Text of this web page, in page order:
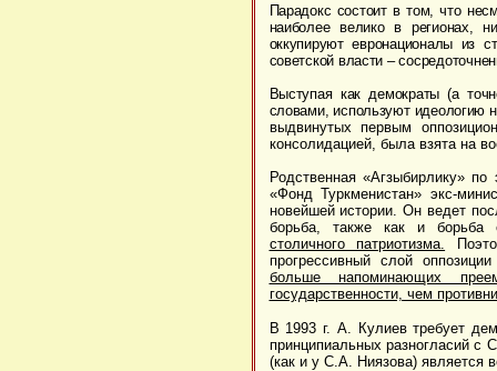
Парадокс состоит в том, что
наиболее велико в регионах,
оккупируют евронационалы из
советской власти –
Выступая как демократы (а
словами, используют идеологию
выдвинутых первым
консолидацией, была взята на
Родственная «Агзыбирлику»
«Фонд Туркменистан» экс-
новейшей истории. Он ведет
борьба, также как и борьба
столичного патриотизма.
прогрессивный слой
больше напоминающих
государственности, чем
В 1993 г. А. Кулиев требует
принципиальных разногласий с
(как и у С.А. Ниязова) является